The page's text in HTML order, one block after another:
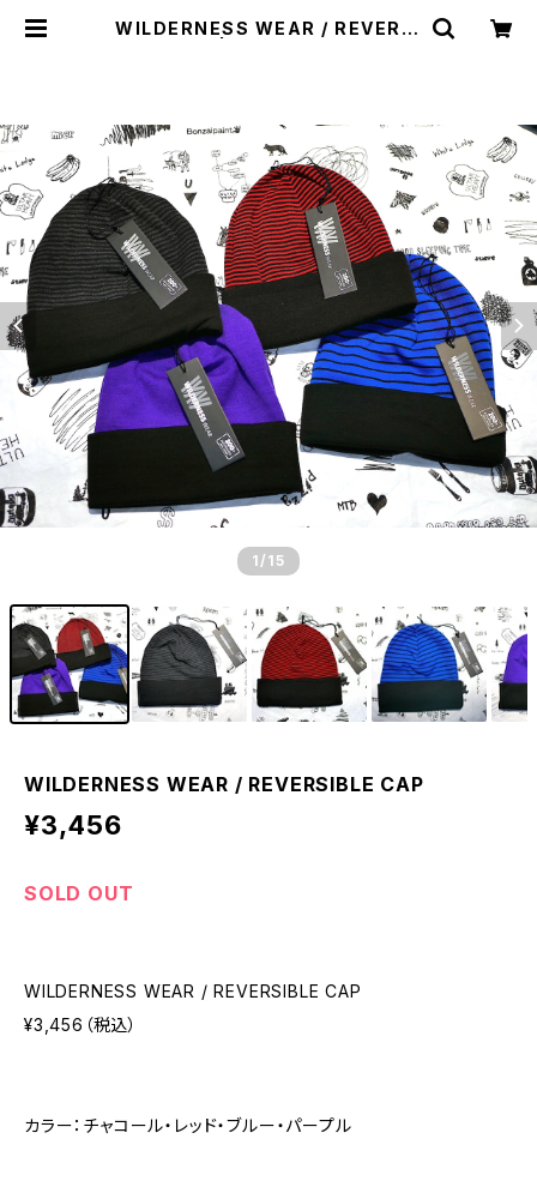
WILDERNESS WEAR / REVERSI
1 /15
WILDERNESS WEAR / REVERSIBLE CAP
¥3,456
SOLD OUT
WILDERNESS WEAR / REVERSIBLE CAP
¥3,456（税込）
カラー：チャコール・レッド・ブルー・パープル